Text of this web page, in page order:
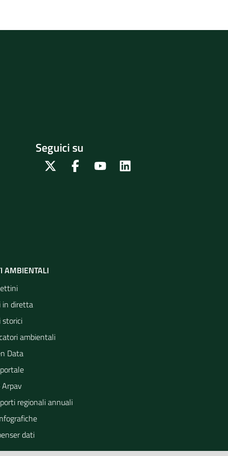
Seguici su
Twitter FacebookYoutube
AMBIENTALI
in diretta
storici
ambientali
Data
regionali annuali
dati